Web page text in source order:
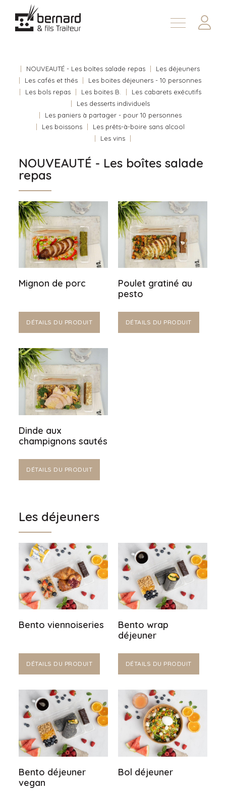
Demander une soumission
À propos
En
NOUVEAUTÉ - Les boîtes salade repas
Les déjeuners
Les cafés et thés
Les boites déjeuners - 10 personnes
Les bols repas
Les boites B.
Les cabarets exécutifs
Les desserts individuels
Les paniers à partager - pour 10 personnes
Les boissons
Les prêts-à-boire sans alcool
Les vins
NOUVEAUTÉ - Les boîtes salade
repas
Mignon de porc
DÉTAILS DU PRODUIT
Poulet gratiné au
pesto
DÉTAILS DU PRODUIT
Dinde aux
champignons sautés
DÉTAILS DU PRODUIT
Les déjeuners
Bento viennoiseries
DÉTAILS DU PRODUIT
Bento wrap
déjeuner
DÉTAILS DU PRODUIT
Bento déjeuner
vegan
Bol déjeuner